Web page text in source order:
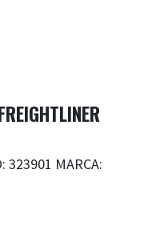
323901 MARCA: